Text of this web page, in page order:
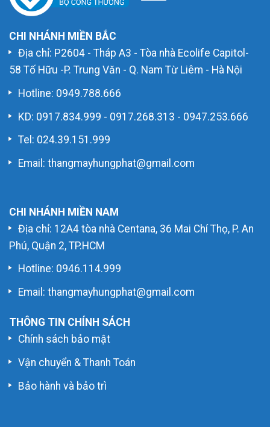
CHI NHÁNH MIỀN BẮC
Địa chỉ: P2604 - Tháp A3 - Tòa nhà Ecolife Capitol-
58 Tố Hữu -P. Trung Văn - Q. Nam Từ Liêm - Hà Nội
Hotline: 0949.788.666
KD: 0917.834.999 - 0917.268.313 - 0947.253.666
Tel: 024.39.151.999
Email: thangmayhungphat@gmail.com
CHI NHÁNH MIỀN NAM
Địa chỉ: 12A4 tòa nhà Centana, 36 Mai Chí Thọ, P. An
Phú, Quận 2, TP.HCM
Hotline: 0946.114.999
Email: thangmayhungphat@gmail.com
THÔNG TIN CHÍNH SÁCH
Chính sách bảo mật
Vận chuyển & Thanh Toán
Bảo hành và bảo trì